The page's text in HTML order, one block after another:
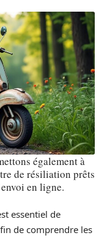
également à
de résiliation prêts
en ligne.
essentiel de
de comprendre les